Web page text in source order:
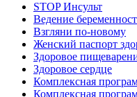
STOP Инсульт
Ведение
Взгляни по-новому
Женский паспорт
Здоровое
Здоровое сердце
Комплексная
Комплексная